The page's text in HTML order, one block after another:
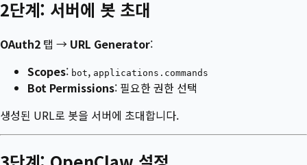
2단계: 서버에 봇 초대
OAuth2 탭 → URL Generator:
Scopes: bot, applications.commands
Bot Permissions: 필요한 권한 선택
생성된 URL로 봇을 서버에 초대합니다.